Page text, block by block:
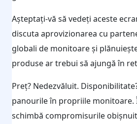
Așteptați-vă să vedeți aceste
discuta aprovizionarea cu
globali de monitoare și
produse ar trebui să ajungă în
Preț? Nedezvăluit.
panourile în propriile monitoare.
schimbă compromisurile